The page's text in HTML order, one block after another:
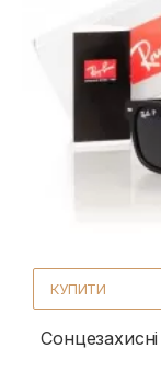
КУПИТИ